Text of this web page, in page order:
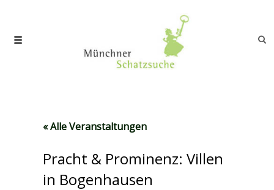
« Alle Veranstaltungen
Pracht & Prominenz: Villen
in Bogenhausen